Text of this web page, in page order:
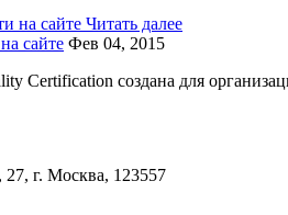
Читать далее
сайте Фев 04, 2015
Certification создана для
г. Москва, 123557